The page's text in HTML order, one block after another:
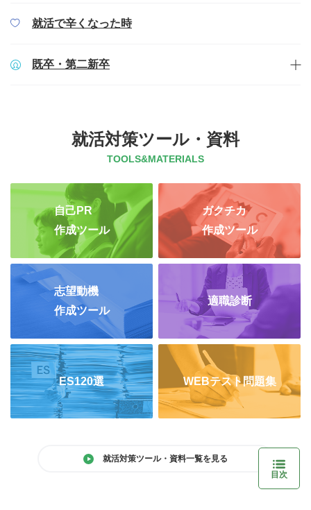
就活で辛くなった時
既卒・第二新卒
就活対策ツール・資料
TOOLS&MATERIALS
自己PR
作成ツール
ガクチカ
作成ツール
志望動機
作成ツール
適職診断
ES120選 WEBテスト問題集
就活対策ツール・資料一覧を見る
目次